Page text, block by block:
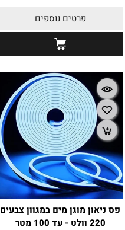
פרטים נוספים
פס ניאון מוגן מים במגוון צבעים
220 וולט - עד 100 מטר